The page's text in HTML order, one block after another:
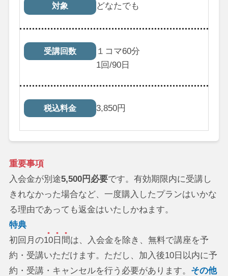
対象 どなたでも
受講回数
１コマ60分
1回/90日
税込料金 3,850円
重要事項
入会金が別途5,500円必要です。有効期限内に受講し
きれなかった場合など、一度購入したプランはいかな
る理由であっても返金はいたしかねます。
特典
初回月の10日間は、入会金を除き、無料で講座を予
約・受講いただけます。ただし、加入後10日以内に予
約・受講・キャンセルを行う必要があります。 その他